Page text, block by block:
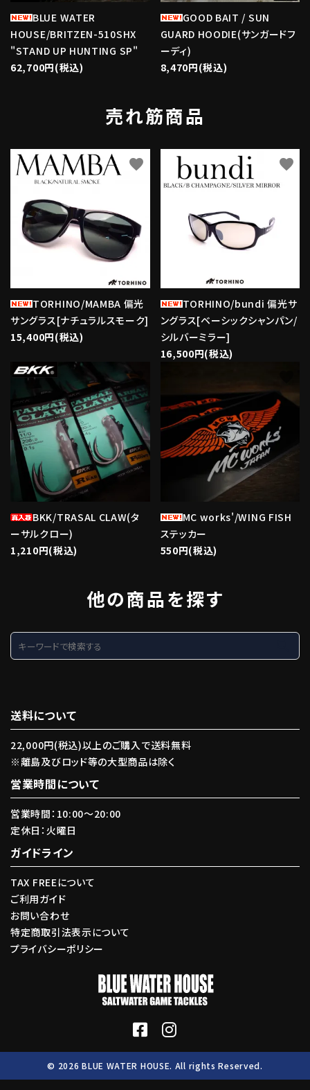
BLUE WATER
HOUSE/BRITZEN-510SHX
"STAND UP HUNTING SP"
62,700円(税込)
GOOD BAIT / SUN
GUARD HOODIE(サンガードフ
ーディ)
8,470円(税込)
売れ筋商品
TORHINO/MAMBA 偏光
サングラス[ナチュラルスモーク]
15,400円(税込)
favorite
TORHINO/bundi 偏光サ
ングラス[ベーシックシャンパン/
シルバーミラー]
16,500円(税込)
favorite
BKK/TRASAL CLAW(タ
ーサルクロー)
1,210円(税込)
favorite
MC works'/WING FISH
ステッカー
550円(税込)
他の商品を探す
送料について
22,000円(税込)以上のご購入で送料無料
※離島及びロッド等の大型商品は除く
営業時間について
営業時間：10:00〜20:00
定休日：火曜日
ガイドライン
TAX FREEについて
ご利用ガイド
お問い合わせ
特定商取引法表示について
プライバシーポリシー
© 2026 BLUE WATER HOUSE. All rights Reserved.